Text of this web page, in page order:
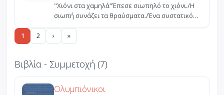
"Χιόνι στα χαμηλά"Έπεσε σιωπηλό το χιόνι./Η
σιωπή συνάζει τα θραύσματα./Ένα συστατικό
1
2 › »
Βιβλία - Συμμετοχή (7)
Ολυμπιόνικοι